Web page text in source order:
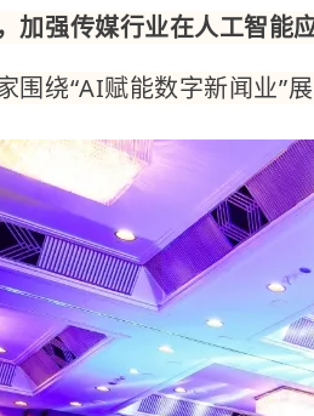
加强传媒行业在人工智能
围绕“AI赋能数字新闻业”